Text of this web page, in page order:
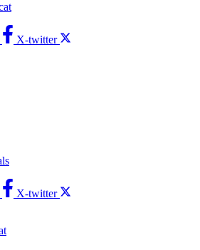
X-twitter
X-twitter